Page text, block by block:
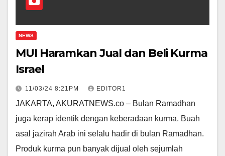
NEWS
MUI Haramkan Jual dan Beli Kurma
Israel
11/03/24 8:21PM EDITOR1
JAKARTA, AKURATNEWS.co – Bulan Ramadhan
juga kerap identik dengan keberadaan kurma. Buah
asal jazirah Arab ini selalu hadir di bulan Ramadhan.
Produk kurma pun banyak dijual oleh sejumlah